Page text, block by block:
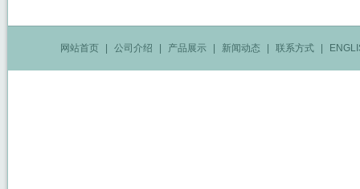
网站首页 公司介绍 产品展示 新闻动态 联系方式